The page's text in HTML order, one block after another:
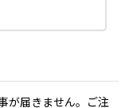
が届きません。ご注